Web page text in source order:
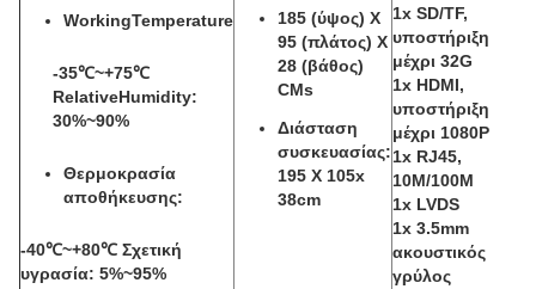
WorkingTemperature
-35℃~+75℃
RelativeHumidity:
30%~90%
Θερμοκρασία
αποθήκευσης:
-40℃~+80℃ Σχετική
υγρασία: 5%~95%
185 (ύψος) Χ
95 (πλάτος) Χ
28 (βάθος)
CMs
Διάσταση
συσκευασίας:
195 Χ 105x
38cm
1x SD/TF,
υποστήριξη
μέχρι 32G
1x HDMI,
υποστήριξη
μέχρι 1080P
1x RJ45,
10M/100M
1x LVDS
1x 3.5mm
ακουστικός
γρύλος